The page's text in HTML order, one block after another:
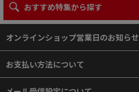
おすすめ特集から探す
オンラインショップ営業日のお知らせ
お支払い方法について